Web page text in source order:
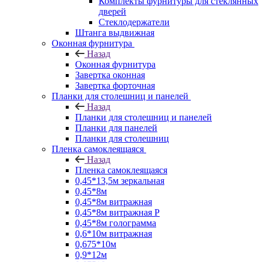
дверей
Стеклодержатели
Штанга выдвижная
Оконная фурнитура
Назад
Оконная фурнитура
Завертка оконная
Завертка форточная
Планки для столешниц и панелей
Назад
Планки для столешниц и панелей
Планки для панелей
Планки для столешниц
Пленка самоклеящаяся
Назад
Пленка самоклеящаяся
0,45*13,5м зеркальная
0,45*8м
0,45*8м витражная
0,45*8м витражная Р
0,45*8м голограмма
0,6*10м витражная
0,675*10м
0,9*12м